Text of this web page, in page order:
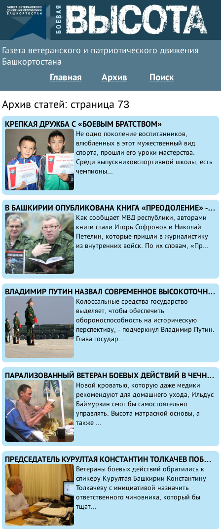
Газета ветеранского и патриотического движения
Башкортостана
Главная Архив Поиск
Архив статей: страница 73
КРЕПКАЯ ДРУЖБА С «БОЕВЫМ БРАТСТВОМ»
Не одно поколение воспитанников,
влюбленных в этот мужественный вид
спорта, прошли его уроки мастерства.
Среди выпускниковспортивной школы, есть
чемпионы...
В БАШКИРИИ ОПУБЛИКОВАНА КНИГА «ПРЕОДОЛЕНИЕ» - ОФИЦЕРЫ НАПИСАЛИ О ТЕХ, КТО СМОГ ВЕРНУТЬСЯ В СТРОЙ ПОСЛЕ ТЯЖЕЛЕЙШИХ РАНЕНИЙ
Как сообщает МВД республики, авторами
книги стали Игорь Софронов и Николай
Петелин, которые пришли в журналистику
из внутренних войск. По их словам, «Пр...
ВЛАДИМИР ПУТИН НАЗВАЛ СОВРЕМЕННОЕ ВЫСОКОТОЧНОЕ ОРУЖИЕ АЛЬТЕРНАТИВОЙ ОРУЖИЮ ЯДЕРНОМУ
Колоссальные средства государство
выделяет, чтобы обеспечить
обороноспособность на историческую
перспективу, - подчеркнул Владимир Путин.
Глава государ...
ПАРАЛИЗОВАННЫЙ ВЕТЕРАН БОЕВЫХ ДЕЙСТВИЙ В ЧЕЧНЕ ПРОСИТ ПОМОЧЬ КУПИТЬ ЕМУ СПЕЦИАЛЬНУЮ КРОВАТЬ
Новой кроватью, которую даже медики
рекомендуют для домашнего ухода, Ильдус
Баймурзин смог бы самостоятельно
управлять. Высота матрасной основы, а
также ...
ПРЕДСЕДАТЕЛЬ КУРУЛТАЯ КОНСТАНТИН ТОЛКАЧЕВ ПОБЛАГОДАРИЛ ВЕТЕРАНОВ БОЕВЫХ ДЕЙСТВИЙ ЗА ПРЕДЛОЖЕНИЯ
Ветераны боевых действий обратились к
спикеру Курултая Башкирии Константину
Толкачеву с инициативой назначить
ответственного чиновника, который бы
тщат...